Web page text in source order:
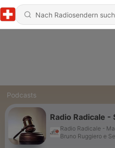
Podcasts
Radio Radicale -
Radio Radicale -
Bruno Ruggiero e